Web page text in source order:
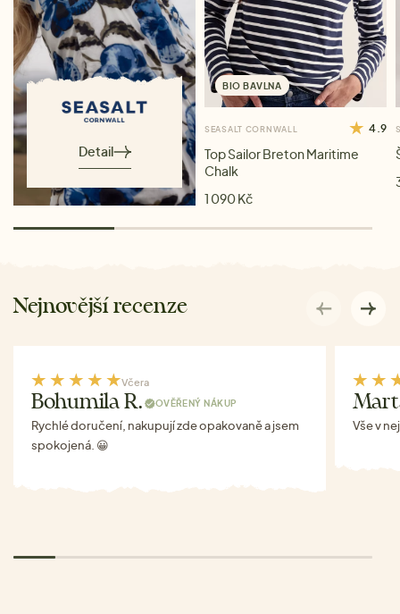
Detail
BIO BAVLNA
SEASALT CORNWALL 4.9
Top Sailor Breton Maritime
Chalk
1 090 Kč
Nejnovější recenze
Včera
Bohumila R. OVĚŘENÝ NÁKUP
Rychlé doručení, nakupují zde opakovaně a jsem
spokojená. 😀
Vše v